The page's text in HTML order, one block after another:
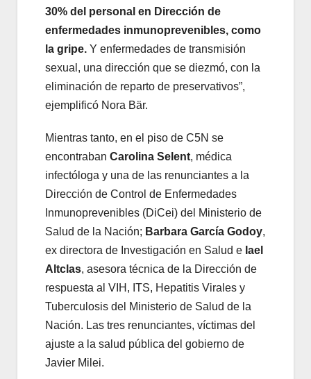
30% del personal en Dirección de
enfermedades inmunoprevenibles, como
la gripe. Y enfermedades de transmisión
sexual, una dirección que se diezmó, con la
eliminación de reparto de preservativos”,
ejemplificó Nora Bär.
Mientras tanto, en el piso de C5N se
encontraban Carolina Selent, médica
infectóloga y una de las renunciantes a la
Dirección de Control de Enfermedades
Inmunoprevenibles (DiCei) del Ministerio de
Salud de la Nación; Barbara García Godoy,
ex directora de Investigación en Salud e Iael
Altclas, asesora técnica de la Dirección de
respuesta al VIH, ITS, Hepatitis Virales y
Tuberculosis del Ministerio de Salud de la
Nación. Las tres renunciantes, víctimas del
ajuste a la salud pública del gobierno de
Javier Milei.